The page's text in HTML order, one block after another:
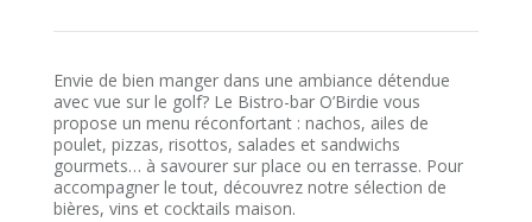
Envie de bien manger dans une ambiance détendue
avec vue sur le golf? Le Bistro-bar O’Birdie vous
propose un menu réconfortant : nachos, ailes de
poulet, pizzas, risottos, salades et sandwichs
gourmets… à savourer sur place ou en terrasse. Pour
accompagner le tout, découvrez notre sélection de
bières, vins et cocktails maison.